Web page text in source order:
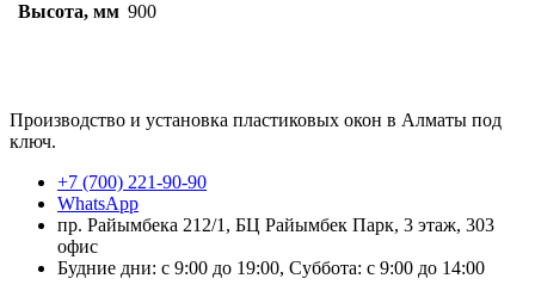
Высота, мм 900
Производство и установка пластиковых окон в Алматы под
ключ.
+7 (700) 221-90-90
WhatsApp
пр. Райымбека 212/1, БЦ Райымбек Парк, 3 этаж, 303
офис
Будние дни: с 9:00 до 19:00, Суббота: с 9:00 до 14:00